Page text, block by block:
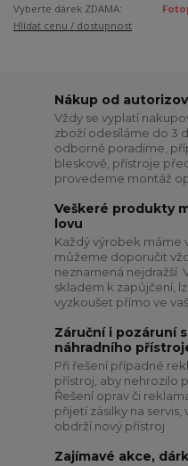
Vyberte dárek ZDAMA:
Hlídat cenu / dostupnost
Nákup od
Vždy se vyplatí
zboží odesíláme do 3
odborně poradíme,
bleskově, přístroje
provedeme montáž
Veškeré produkty
lovu
Každý výrobek máme
můžeme doporučit
neznamená nejdražší.
skladem k zapůjčení,
vyzkoušet přímo ve
Záruční i pozáruní
náhradního
Při řešení případné
přístroj, aby nehrozilo
Řešení oprav či
přijetí zásilky na
obdrží nový přístroj
Zajímavé akce,